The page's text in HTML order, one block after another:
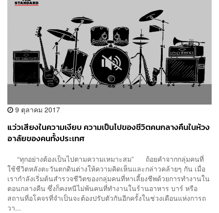
9 ตุลาคม 2017
แว่วเสียงในความเงียบ ความเป็นไปของชีวิตคนกลางคืนในห้วง
อาลัยของคนทั้งประเทศ
“ทุกอย่างต้องเป็นไปตามความเหมาะสม” ถ้อยคำจากกลุ่มคนที่
ใช้ชีวิตหลังตะวันตกดินต่างให้ความคิดเห็นและกล่าวคล้ายๆ กัน เมื่อ
เรากำลังเริ่มต้นสำรวจชีวิตของกลุ่มคนที่หาเลี้ยงชีพด้วยการทำงานใน
ตอนกลางคืน ซึ่งก็คงหนีไม่พ้นคนที่ทำงานในร้านอาหาร บาร์ หรือ
สถานที่อโคจรที่จำเป็นจะต้องปรับตัวกันอีกครั้งในช่วงเดือนแห่งการถ
วา...